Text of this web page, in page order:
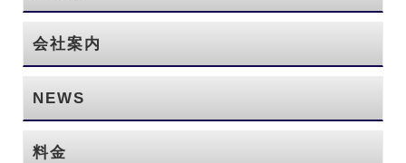
会社案内
NEWS
料金